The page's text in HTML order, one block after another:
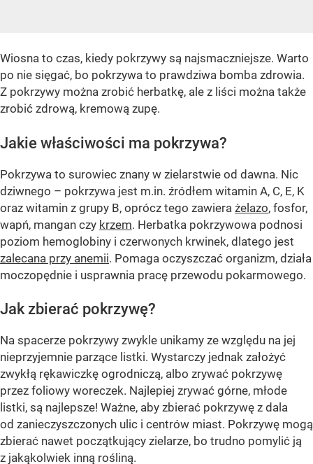
Wiosna to czas, kiedy pokrzywy są najsmaczniejsze. Warto
po nie sięgać, bo pokrzywa to prawdziwa bomba zdrowia.
Z pokrzywy można zrobić herbatkę, ale z liści można także
zrobić zdrową, kremową zupę.
Jakie właściwości ma pokrzywa?
Pokrzywa to surowiec znany w zielarstwie od dawna. Nic
dziwnego – pokrzywa jest m.in. źródłem witamin A, C, E, K
oraz witamin z grupy B, oprócz tego zawiera żelazo, fosfor,
wapń, mangan czy krzem. Herbatka pokrzywowa podnosi
poziom hemoglobiny i czerwonych krwinek, dlatego jest
zalecana przy anemii. Pomaga oczyszczać organizm, działa
moczopędnie i usprawnia pracę przewodu pokarmowego.
Jak zbierać pokrzywę?
Na spacerze pokrzywy zwykle unikamy ze względu na jej
nieprzyjemnie parzące listki. Wystarczy jednak założyć
zwykłą rękawiczkę ogrodniczą, albo zrywać pokrzywę
przez foliowy woreczek. Najlepiej zrywać górne, młode
listki, są najlepsze! Ważne, aby zbierać pokrzywę z dala
od zanieczyszczonych ulic i centrów miast. Pokrzywę mogą
zbierać nawet początkujący zielarze, bo trudno pomylić ją
z jakąkolwiek inną rośliną.